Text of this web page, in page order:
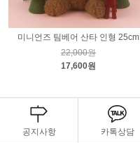
미니언즈 팀베어 산타 인형 25cm
22,000원
17,600원
공지사항 카톡상담